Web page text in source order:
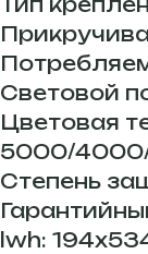
Световой
Цветовая
5000/
Степень
lwh: